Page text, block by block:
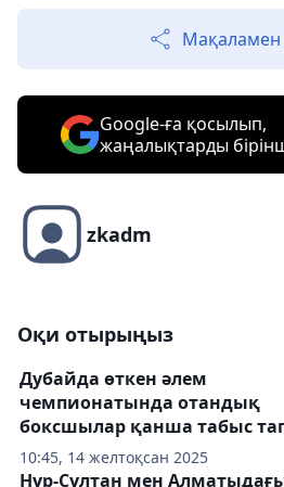
Мақаламен
Google-ға қосылып,
жаңалықтарды
zkadm
Оқи отырыңыз
10:45, 14 желтоқсан 2025
Дубайда өткен әлем
чемпионатында отандық
боксшылар қанша табыс
Нұр-Сұлтан мен